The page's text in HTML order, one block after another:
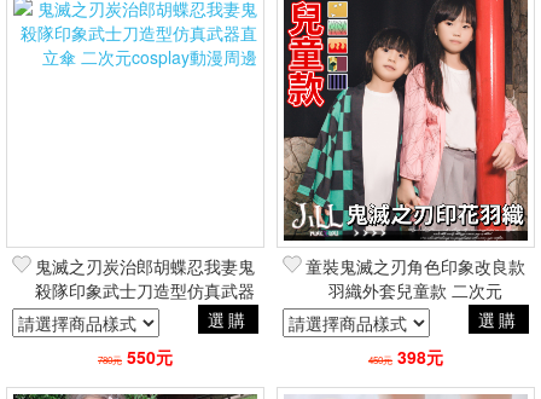
鬼滅之刃炭治郎胡蝶忍我妻鬼
殺隊印象武士刀造型仿真武器
直立傘 二次元cosplay動漫周
邊
選購
780元 550元
童裝鬼滅之刃角色印象改良款
羽織外套兒童款 二次元
cosplay動漫周邊 選購
450元 398元